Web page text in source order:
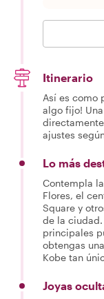
Itinerario
Así es como
algo fijo!
ajustes
Lo más
Contempla
Flores, el
Square y
de la
principales
obtengas
Kobe tan
Joyas